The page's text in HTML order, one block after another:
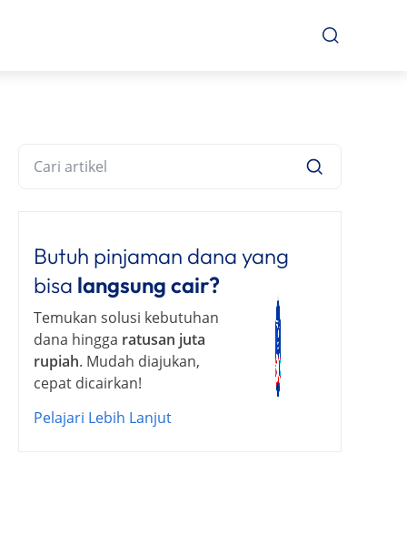
Butuh pinjaman dana yang
bisa langsung cair?
Temukan solusi kebutuhan
dana hingga ratusan juta
rupiah. Mudah diajukan,
cepat dicairkan!
Pelajari Lebih Lanjut